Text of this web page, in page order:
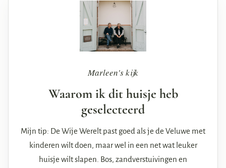
Marleen's kijk
Waarom ik dit huisje heb
geselecteerd
Mijn tip: De Wije Werelt past goed als je de Veluwe met
kinderen wilt doen, maar wel in een net wat leuker
huisje wilt slapen. Bos, zandverstuivingen en